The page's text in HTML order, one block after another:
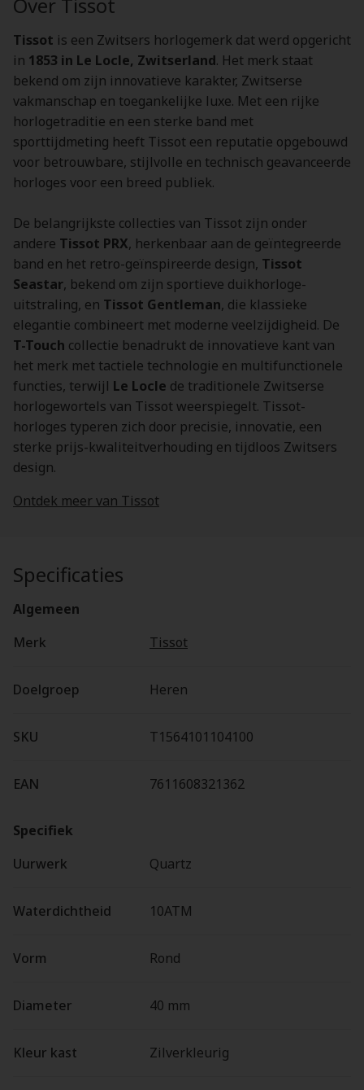
Tissot is een Zwitsers horlogemerk dat werd opgericht
in 1853 in Le Locle, Zwitserland. Het merk staat
bekend om zijn innovatieve karakter, Zwitserse
vakmanschap en toegankelijke luxe. Met een rijke
horlogetraditie en een sterke band met
sporttijdmeting heeft Tissot een reputatie opgebouwd
voor betrouwbare, stijlvolle en technisch geavanceerde
horloges voor een breed publiek.
De belangrijkste collecties van Tissot zijn onder
andere Tissot PRX, herkenbaar aan de geïntegreerde
band en het retro-geïnspireerde design, Tissot
Seastar, bekend om zijn sportieve duikhorloge-
uitstraling, en Tissot Gentleman, die klassieke
elegantie combineert met moderne veelzijdigheid. De
T-Touch collectie benadrukt de innovatieve kant van
het merk met tactiele technologie en multifunctionele
functies, terwijl Le Locle de traditionele Zwitserse
horlogewortels van Tissot weerspiegelt. Tissot-
horloges typeren zich door precisie, innovatie, een
sterke prijs-kwaliteitverhouding en tijdloos Zwitsers
design.
Ontdek meer van Tissot
Specificaties
Algemeen
Merk
Tissot
Doelgroep Heren
SKU T1564101104100
EAN 7611608321362
Specifiek
Uurwerk
Quartz
Waterdichtheid 10ATM
Vorm Rond
Diameter 40 mm
Kleur kast Zilverkleurig